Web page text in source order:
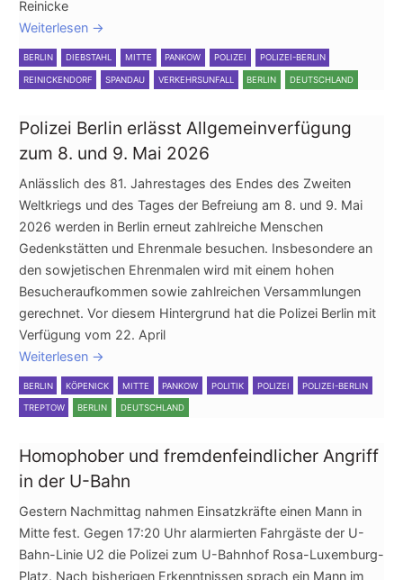
Reinicke
Weiterlesen →
BERLIN DIEBSTAHL MITTE PANKOW POLIZEI POLIZEI-BERLIN
REINICKENDORF SPANDAU VERKEHRSUNFALL BERLIN DEUTSCHLAND
Polizei Berlin erlässt Allgemeinverfügung
zum 8. und 9. Mai 2026
Anlässlich des 81. Jahrestages des Endes des Zweiten
Weltkriegs und des Tages der Befreiung am 8. und 9. Mai
2026 werden in Berlin erneut zahlreiche Menschen
Gedenkstätten und Ehrenmale besuchen. Insbesondere an
den sowjetischen Ehrenmalen wird mit einem hohen
Besucheraufkommen sowie zahlreichen Versammlungen
gerechnet. Vor diesem Hintergrund hat die Polizei Berlin mit
Verfügung vom 22. April
Weiterlesen →
BERLIN KÖPENICK MITTE PANKOW POLITIK POLIZEI POLIZEI-BERLIN
TREPTOW BERLIN DEUTSCHLAND
Homophober und fremdenfeindlicher Angriff
in der U-Bahn
Gestern Nachmittag nahmen Einsatzkräfte einen Mann in
Mitte fest. Gegen 17:20 Uhr alarmierten Fahrgäste der U-
Bahn-Linie U2 die Polizei zum U-Bahnhof Rosa-Luxemburg-
Platz. Nach bisherigen Erkenntnissen sprach ein Mann im